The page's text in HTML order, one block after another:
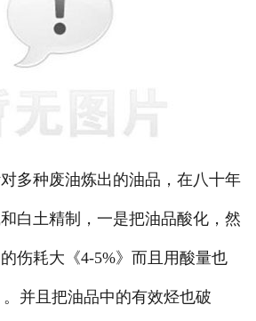
资质荣誉
联系我们
多种废油炼出的油品，在八十年
白土精制，一是把油品酸化，然
伤耗大《4-5%》而且用酸量也
并且把油品中的有效烃也破